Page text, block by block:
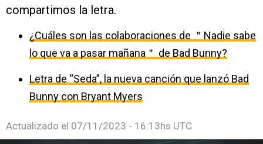
compartimos la letra.
¿Cuáles son las colaboraciones de ＂Nadie sabe
lo que va a pasar mañana＂ de Bad Bunny?
Letra de “Seda”, la nueva canción que lanzó Bad
Bunny con Bryant Myers
Actualizado el 07/11/2023 - 16:13hs UTC